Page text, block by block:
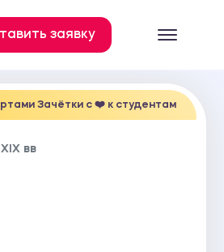
Все услуги
Дипломная работа
заявку
Зачётки c ❤️ к студентам
вв